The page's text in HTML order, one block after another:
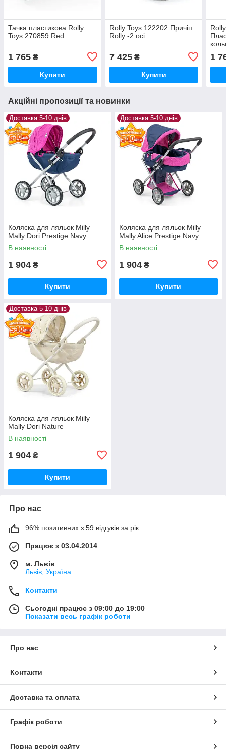
Тачка пластикова Rolly
Toys 270859 Red
1 765 ₴
Купити
Rolly Toys 122202 Причіп
Rolly -2 осі
7 425₴
Купити
1
Акційні пропозиції та новинки
Доставка 5-10 днів
Коляска для ляльок Milly
Mally Dori Prestige Navy
В наявності
1 904 ₴
Купити
Доставка 5-10 днів
Коляска для ляльок Milly
Mally Alice Prestige Navy
В наявності
1 904 ₴
Купити
Доставка 5-10 днів
Коляска для ляльок Milly
Mally Dori Nature
В наявності
1 904 ₴
Купити
Про нас
96% позитивних з 59 відгуків за рік
Працює з 03.04.2014
м. Львів
Львів, Україна
Контакти
Сьогодні працює з 09:00 до 19:00
Показати весь графік роботи
Про нас
Контакти
Доставка та оплата
Графік роботи
Повна версія сайту